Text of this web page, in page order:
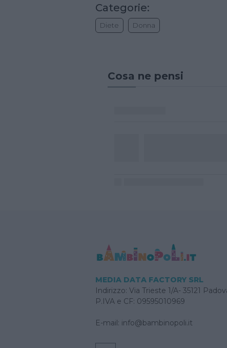
Categorie:
Diete Donna
Cosa ne pensi
MEDIA DATA FACTORY SRL
Indirizzo: Via Trieste 1/A- 35121
P.IVA e CF: 09595010969
E-mail: info@bambinopoli.it